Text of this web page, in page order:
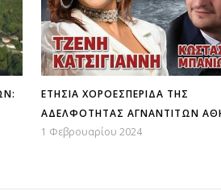
ΕΤΉΣΙΑ ΧΟΡΟΕΣΠΕΡΊΔΑ ΤΗΣ
ΑΔΕΛΦΌΤΗΤΑΣ ΑΓΝΑΝΤΙΤΏΝ
1 Φεβρουαρίου 2024